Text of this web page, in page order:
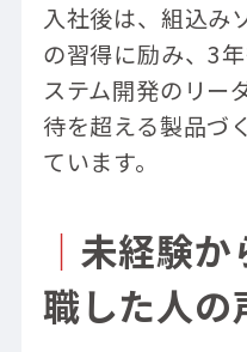
入社後は、組込み
の習得に励み、3
ステム開発のリー
待を超える製品づ
ています。
｜ 未経験か
職した人の